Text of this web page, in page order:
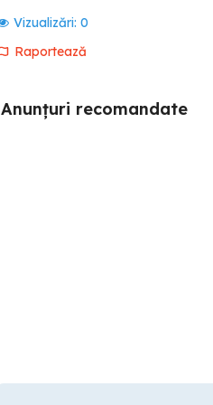
Vizualizări: 0
Raportează
Anunțuri recomandate